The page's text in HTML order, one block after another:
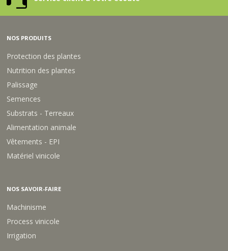
NOS PRODUITS
Protection des plantes
Nutrition des plantes
Palissage
Semences
Substrats - Terreaux
Alimentation animale
Vêtements - EPI
Matériel vinicole
NOS SAVOIR-FAIRE
Machinisme
Process vinicole
Irrigation